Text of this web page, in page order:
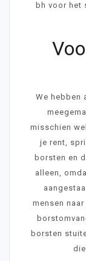
bh voor het
We hebben
misschien
je rent,
borsten en
alleen,
mensen
borsten